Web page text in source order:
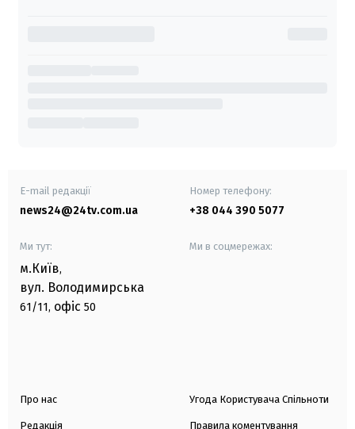
E-mail редакції
news24@24tv.com.ua
Номер телефону:
+38 044 390 5077
Ми тут:
м.Київ,
вул. Володимирська
61/11, офіс 50
Ми в соцмережах:
Про нас
Редакція
Угода Користувача Спільноти
Правила коментування